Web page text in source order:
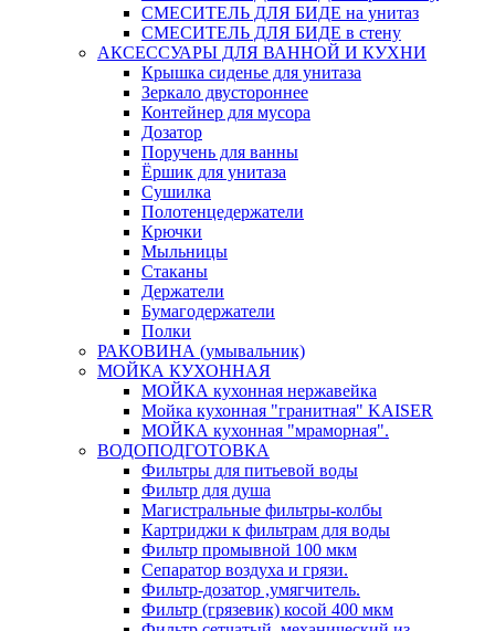
СМЕСИТЕЛЬ ДЛЯ БИДЕ на унитаз
СМЕСИТЕЛЬ ДЛЯ БИДЕ в стену
АКСЕССУАРЫ ДЛЯ ВАННОЙ И КУХНИ
Крышка сиденье для унитаза
Зеркало двустороннее
Контейнер для мусора
Дозатор
Поручень для ванны
Ёршик для унитаза
Сушилка
Полотенцедержатели
Крючки
Мыльницы
Стаканы
Держатели
Бумагодержатели
Полки
РАКОВИНА (умывальник)
МОЙКА КУХОННАЯ
МОЙКА кухонная нержавейка
Мойка кухонная "гранитная" KAISER
МОЙКА кухонная "мраморная".
ВОДОПОДГОТОВКА
Фильтры для питьевой воды
Фильтр для душа
Магистральные фильтры-колбы
Картриджи к фильтрам для воды
Фильтр промывной 100 мкм
Сепаратор воздуха и грязи.
Фильтр-дозатор ,умягчитель.
Фильтр (грязевик) косой 400 мкм